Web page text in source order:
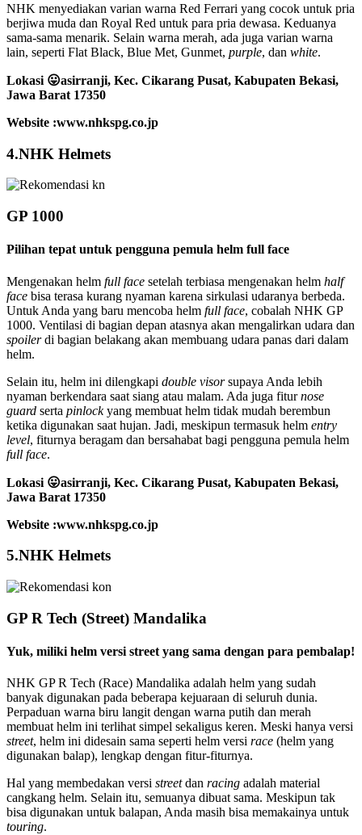
NHK menyediakan varian warna Red Ferrari yang cocok untuk pria
berjiwa muda dan Royal Red untuk para pria dewasa. Keduanya
sama-sama menarik. Selain warna merah, ada juga varian warna
lain, seperti Flat Black, Blue Met, Gunmet, purple, dan white.
Lokasi 😛asirranji, Kec. Cikarang Pusat, Kabupaten Bekasi,
Jawa Barat 17350
Website :www.nhkspg.co.jp
4.NHK Helmets
GP 1000
Pilihan tepat untuk pengguna pemula helm full face
Mengenakan helm full face setelah terbiasa mengenakan helm half
face bisa terasa kurang nyaman karena sirkulasi udaranya berbeda.
Untuk Anda yang baru mencoba helm full face, cobalah NHK GP
1000. Ventilasi di bagian depan atasnya akan mengalirkan udara dan
spoilerdi bagian belakang akan membuang udara panas dari dalam
helm.
Selain itu, helm ini dilengkapi double visorsupaya Anda lebih
nyaman berkendara saat siang atau malam. Ada juga fiturnose
guard serta pinlockyang membuat helm tidak mudah berembun
ketika digunakan saat hujan. Jadi, meskipun termasuk helm entry
level, fiturnya beragam dan bersahabat bagi pengguna pemula helm
full face.
Lokasi 😛asirranji, Kec. Cikarang Pusat, Kabupaten Bekasi,
Jawa Barat 17350
Website :www.nhkspg.co.jp
5.NHK Helmets
GP R Tech (Street) Mandalika
Yuk, miliki helm versi street yang sama dengan para pembalap!
NHK GP R Tech (Race) Mandalika adalah helm yang sudah
banyak digunakan pada beberapa kejuaraan di seluruh dunia.
Perpaduan warna biru langit dengan warna putih dan merah
membuat helm ini terlihat simpel sekaligus keren. Meski hanya versi
street, helm ini didesain sama seperti helm versi race (helm yang
digunakan balap), lengkap dengan fitur-fiturnya.
Hal yang membedakan versi streetdan racing adalah material
cangkang helm. Selain itu, semuanya dibuat sama. Meskipun tak
bisa digunakan untuk balapan, Anda masih bisa memakainya untuk
touring.